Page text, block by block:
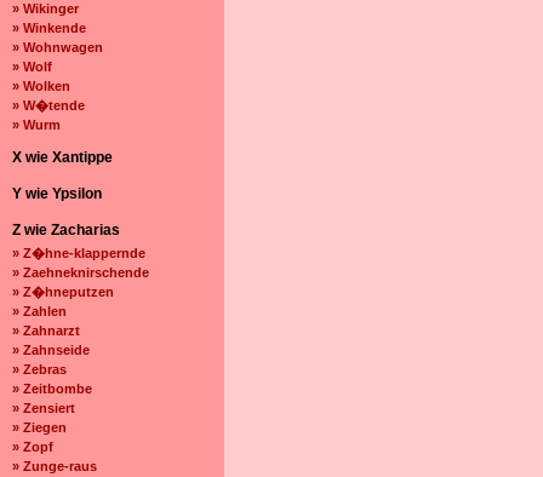
» Wikinger
» Winkende
» Wohnwagen
» Wolf
» Wolken
» W�tende
» Wurm
X wie Xantippe
Y wie Ypsilon
Z wie Zacharias
» Z�hne-klappernde
» Zaehneknirschende
» Z�hneputzen
» Zahlen
» Zahnarzt
» Zahnseide
» Zebras
» Zeitbombe
» Zensiert
» Ziegen
» Zopf
» Zunge-raus